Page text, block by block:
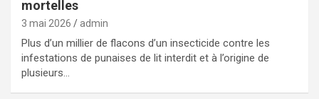
mortelles
3 mai 2026 admin
Plus d’un millier de flacons d’un insecticide contre les
infestations de punaises de lit interdit et à l’origine de
plusieurs…